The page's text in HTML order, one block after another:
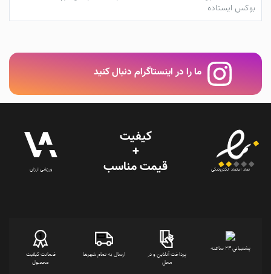
بوکس ایستاده
ما را در اینستاگرام دنبال کنید
نماد اعتماد الکترونیکی
کیفیت
+
قیمت‌ مناسب ورزشی ارزان
پشتیبانی 24 ساعته
پرداخت آنلاین و در
محل
ارسال به تمام شهرها
ضمانت کیفیت
محصول